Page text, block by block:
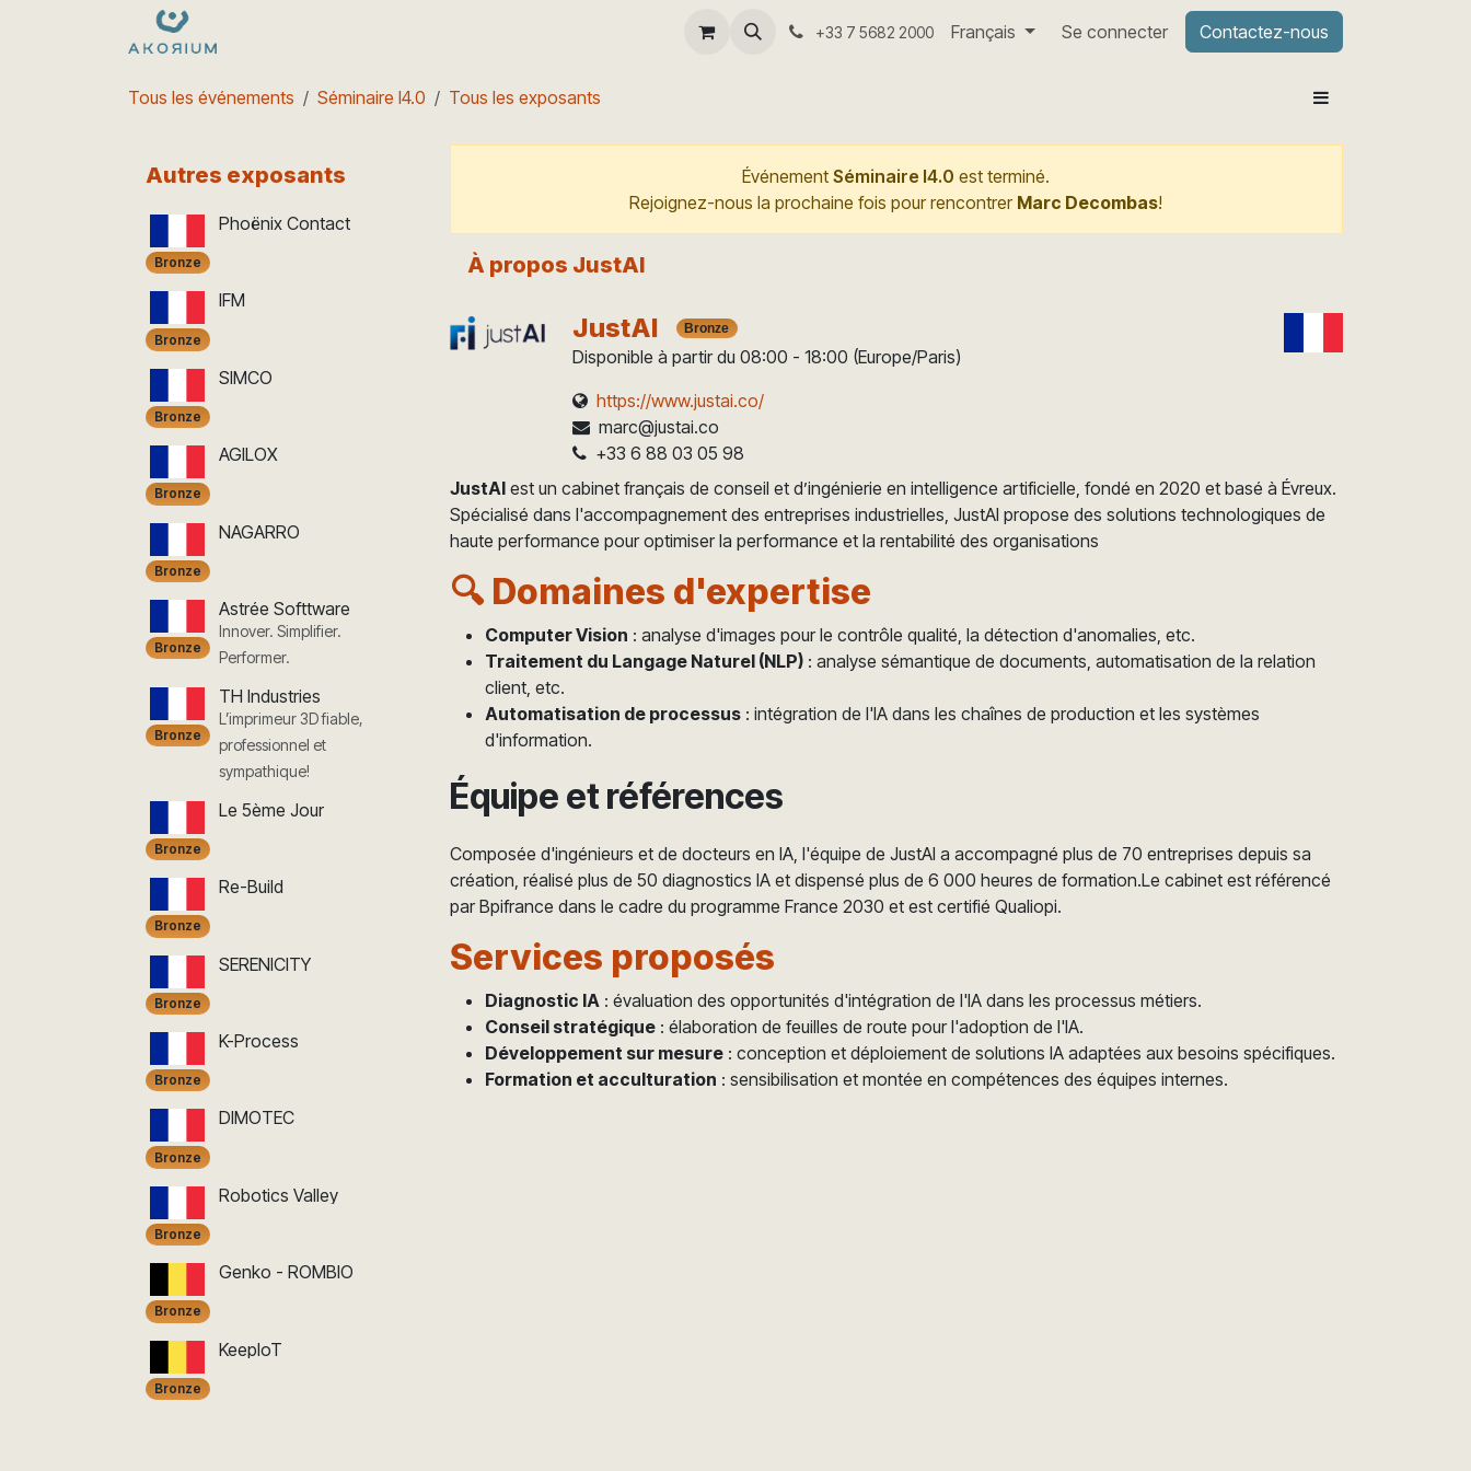
Se rendre au contenu
Aide +33 7 5682 2000 Français Se connecter Contactez-nous
Tous les événements Séminaire I4.0 Tous les exposants
Autres exposants
Bronze
Phoënix Contact
Bronze
IFM
Bronze
SIMCO
Bronze
AGILOX
Bronze
NAGARRO
Bronze
Astrée Softtware
Innover. Simplifier.
Performer.
Bronze
TH Industries
L’imprimeur 3D fiable,
professionnel et
sympathique!
Bronze
Le 5ème Jour
Bronze
Re-Build
Bronze
SERENICITY
Bronze
K-Process
Bronze
DIMOTEC
Bronze
Robotics Valley
Bronze
Genko - ROMBIO
Bronze
KeepIoT
ÉvénementSéminaire I4.0 est terminé.
Rejoignez-nous la prochaine fois pour rencontrer Marc Decombas!
À propos JustAI
JustAI Bronze
Disponible à partir du 08:00 - 18:00 (Europe/Paris)
https://www.justai.co/
marc@justai.co
+33 6 88 03 05 98
JustAIest un cabinet français de conseil et d’ingénierie en intelligence artificielle, fondé en 2020 et basé à Évreux.
Spécialisé dans l'accompagnement des entreprises industrielles, JustAI propose des solutions technologiques de
haute performance pour optimiser la performance et la rentabilité des organisations
🔍 Domaines d'expertise
Computer Vision : analyse d'images pour le contrôle qualité, la détection d'anomalies, etc.
Traitement du Langage Naturel (NLP): analyse sémantique de documents, automatisation de la relation
client, etc.
Automatisation de processus: intégration de l'IA dans les chaînes de production et les systèmes
d'information.
Équipe et références
Composée d'ingénieurs et de docteurs en IA, l'équipe de JustAI a accompagné plus de 70 entreprises depuis sa
création, réalisé plus de 50 diagnostics IA et dispensé plus de 6 000 heures de formation.Le cabinet est référencé
par Bpifrance dans le cadre du programme France 2030 et est certifié Qualiopi.
Services proposés
Diagnostic IA: évaluation des opportunités d'intégration de l'IA dans les processus métiers.
Conseil stratégique: élaboration de feuilles de route pour l'adoption de l'IA.
Développement sur mesure: conception et déploiement de solutions IA adaptées aux besoins spécifiques.
Formation et acculturation : sensibilisation et montée en compétences des équipes internes.